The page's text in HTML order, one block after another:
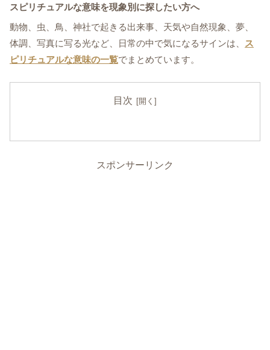
スピリチュアルな意味を現象別に探したい方へ
動物、虫、鳥、神社で起きる出来事、天気や自然現象、夢、
体調、写真に写る光など、日常の中で気になるサインは、
ス
ピリチュアルな意味の一覧でまとめています。
目次
スポンサーリンク